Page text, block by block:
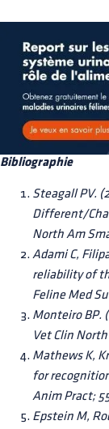
Bibliographie
Steagall PV.
Different/
North Am
Adami C,
reliability of
Feline Med
Monteiro BP.
Vet Clin
Mathews K,
for
Anim Pract;
Epstein M,